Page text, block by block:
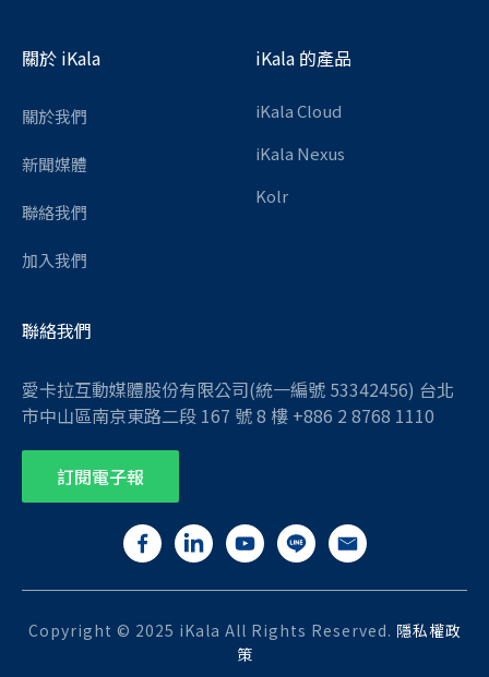
關於 iKala
關於我們
新聞媒體
聯絡我們
加入我們
iKala 的產品
iKala Cloud
iKala Nexus
Kolr
聯絡我們
愛卡拉互動媒體股份有限公司(統一編號 53342456) 台北
市中山區南京東路二段 167 號 8 樓 +886 2 8768 1110
訂閱電子報
Copyright © 2025 iKala All Rights Reserved. 隱私權政
策